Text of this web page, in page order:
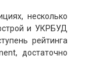
несколько
и УКРБУД
рейтинга
достаточно